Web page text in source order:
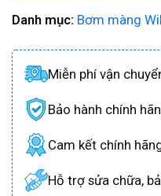
Danh mục: Bơm màng
Miễn phí vận
Bảo hành chính
Cam kết chính
Hỗ trợ sửa chữa,